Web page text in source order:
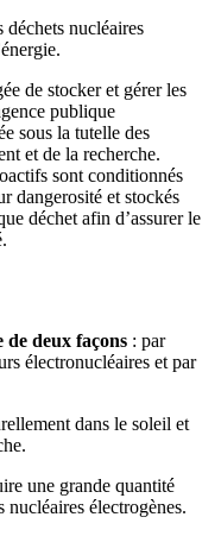
déchets nucléaires
de stocker et gérer les
publique
sous la tutelle des
et de la recherche.
sont conditionnés
dangerosité et stockés
déchet afin d’assurer le
de deux façons : par
électronucléaires et par
dans le soleil et
une grande quantité
nucléaires électrogènes.